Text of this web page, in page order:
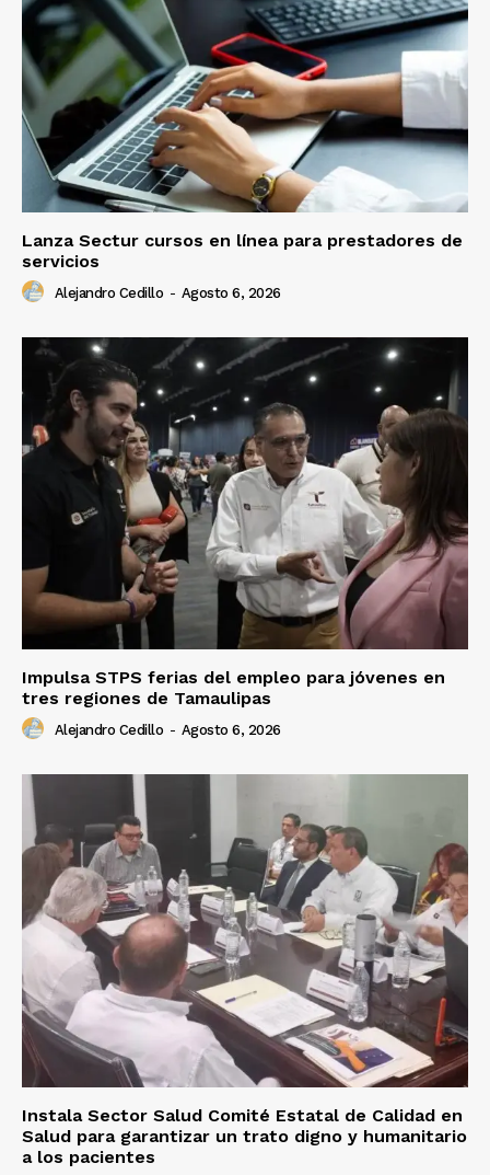
Lanza Sectur cursos en línea para prestadores de
servicios
Alejandro Cedillo - Agosto 6, 2026
Impulsa STPS ferias del empleo para jóvenes en
tres regiones de Tamaulipas
Alejandro Cedillo - Agosto 6, 2026
Instala Sector Salud Comité Estatal de Calidad en
Salud para garantizar un trato digno y humanitario
a los pacientes